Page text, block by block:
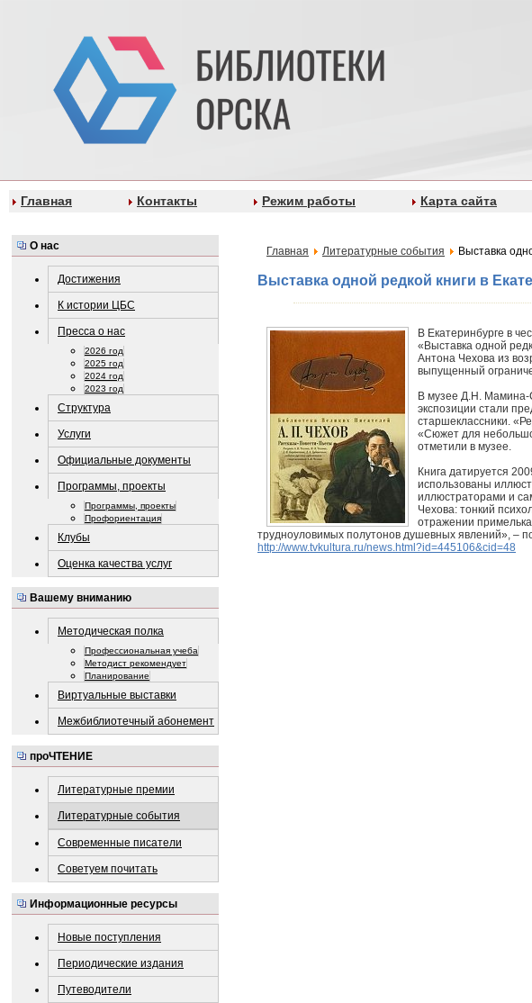
Главная Контакты Режим работы Карта сайта
О нас
Достижения
К истории ЦБС
Пресса о нас
2026 год
2025 год
2024 год
2023 год
Структура
Услуги
Официальные документы
Программы, проекты
Программы, проекты
Профориентация
Клубы
Оценка качества услуг
Вашему вниманию
Методическая полка
Профессиональная учеба
Методист рекомендует
Планирование
Виртуальные выставки
Межбиблиотечный абонемент
проЧТЕНИЕ
Литературные премии
Литературные события
Современные писатели
Советуем почитать
Информационные ресурсы
Новые поступления
Периодические издания
Путеводители
Главная Литературные события Выставка
Выставка одной редкой книги в
В Екатеринбурге в
«Выставка одной
Антона Чехова из
выпущенный
В музее Д.Н. Мамина-
экспозиции стали
старшеклассники.
«Сюжет для
отметили в музее.
Книга датируется
использованы
иллюстраторами и
Чехова: тонкий
отражении
трудноуловимых полутонов душевных явлений», –
http://www.tvkultura.ru/news.html?id=445106&cid=48